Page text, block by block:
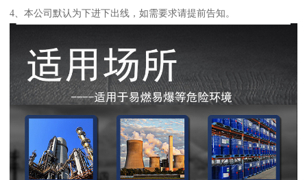
4、本公司默认为下进下出线，如需要求请提前告知。